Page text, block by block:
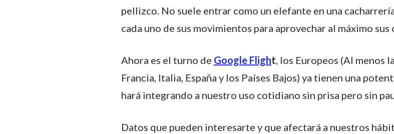
pellizco. No suele entrar como un elefante en una
cada uno de sus movimientos para aprovechar al máximo
Ahora es el turno de Google Flight, los Europeos (Al menos
Francia, Italia, España y los Países Bajos) ya tienen una
hará integrando a nuestro uso cotidiano sin prisa pero sin
Datos que pueden interesarte y que afectará a nuestros